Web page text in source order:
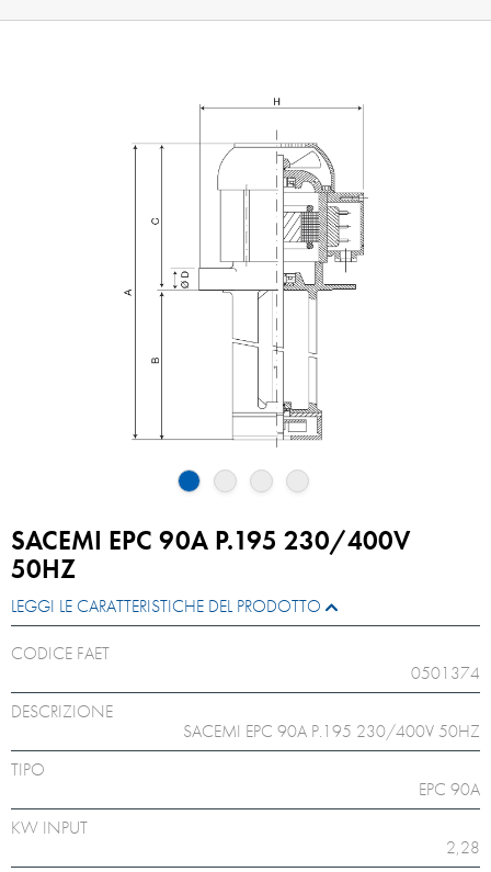
SACEMI EPC 90A P.195 230/400V
50HZ
LEGGI LE CARATTERISTICHE DEL PRODOTTO
CODICE FAET
0501374
DESCRIZIONE
SACEMI EPC 90A P.195 230/400V 50HZ
TIPO
EPC 90A
KW INPUT
2,28